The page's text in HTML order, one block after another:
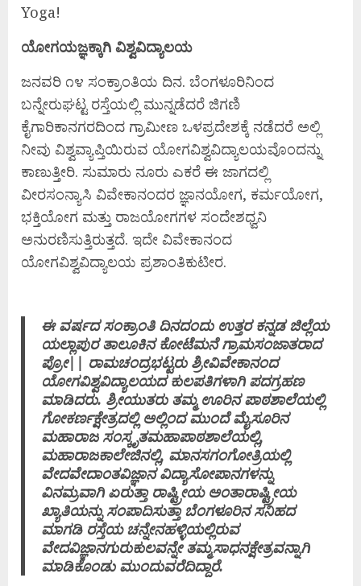
Yoga!
ಯೋಗಯಜ್ಞಕ್ಕಾಗಿ ವಿಶ್ವವಿದ್ಯಾಲಯ
ಜನವರಿ ೧೪ ಸಂಕ್ರಾಂತಿಯ ದಿನ. ಬೆಂಗಳೂರಿನಿಂದ
ಬನ್ನೇರುಘಟ್ಟ ರಸ್ತೆಯಲ್ಲಿ ಮುನ್ನಡೆದರೆ ಜಿಗಣಿ
ಕೈಗಾರಿಕಾನಗರದಿಂದ ಗ್ರಾಮೀಣ ಒಳಪ್ರದೇಶಕ್ಕೆ ನಡೆದರೆ ಅಲ್ಲಿ
ನೀವು ವಿಶ್ವವ್ಯಾಪ್ತಿಯಿರುವ ಯೋಗವಿಶ್ವವಿದ್ಯಾಲಯವೊಂದನ್ನು
ಕಾಣುತ್ತೀರಿ. ಸುಮಾರು ನೂರು ಎಕರೆ ಈ ಜಾಗದಲ್ಲಿ
ವೀರಸಂನ್ಯಾಸಿ ವಿವೇಕಾನಂದರ ಜ್ಞಾನಯೋಗ, ಕರ್ಮಯೋಗ,
ಭಕ್ತಿಯೋಗ ಮತ್ತು ರಾಜಯೋಗಗಳ ಸಂದೇಶಧ್ವನಿ
ಅನುರಣಿಸುತ್ತಿರುತ್ತದೆ. ಇದೇ ವಿವೇಕಾನಂದ
ಯೋಗವಿಶ್ವವಿದ್ಯಾಲಯ ಪ್ರಶಾಂತಿಕುಟೀರ.
ಈ ವರ್ಷದ ಸಂಕ್ರಾಂತಿ ದಿನದಂದು ಉತ್ತರ ಕನ್ನಡ ಜಿಲ್ಲೆಯ
ಯಲ್ಲಾಪುರ ತಾಲೂಕಿನ ಕೋಟೆಮನೆ ಗ್ರಾಮಸಂಜಾತರಾದ
ಪ್ರೋ|| ರಾಮಚಂದ್ರಭಟ್ಟರು ಶ್ರೀವಿವೇಕಾನಂದ
ಯೋಗವಿಶ್ವವಿದ್ಯಾಲಯದ ಕುಲಪತಿಗಳಾಗಿ ಪದಗ್ರಹಣ
ಮಾಡಿದರು. ಶ್ರೀಯುತರು ತಮ್ಮ ಊರಿನ ಪಾಠಶಾಲೆಯಲ್ಲಿ
ಗೋಕರ್ಣಕ್ಷೇತ್ರದಲ್ಲಿ ಅಲ್ಲಿಂದ ಮುಂದೆ ಮೈಸೂರಿನ
ಮಹಾರಾಜ ಸಂಸ್ಕೃತಮಹಾಪಾಠಶಾಲೆಯಲ್ಲಿ,
ಮಹಾರಾಜಕಾಲೇಜಿನಲ್ಲಿ, ಮಾನಸಗಂಗೋತ್ರಿಯಲ್ಲಿ
ವೇದವೇದಾಂತವಿಜ್ಞಾನ ವಿದ್ಯಾಸೋಪಾನಗಳನ್ನು
ವಿನಮ್ರವಾಗಿ ಏರುತ್ತಾ ರಾಷ್ಟ್ರೀಯ ಅಂತಾರಾಷ್ಟ್ರೀಯ
ಖ್ಯಾತಿಯನ್ನು ಸಂಪಾದಿಸುತ್ತಾ ಬೆಂಗಳೂರಿನ ಸನಿಹದ
ಮಾಗಡಿ ರಸ್ತೆಯ ಚನ್ನೇನಹಳ್ಳಿಯಲ್ಲಿರುವ
ವೇದವಿಜ್ಞಾನಗುರುಕುಲವನ್ನೇ ತಮ್ಮಸಾಧನಕ್ಷೇತ್ರವನ್ನಾಗಿ
ಮಾಡಿಕೊಂಡು ಮುಂದುವರೆದಿದ್ದಾರೆ.